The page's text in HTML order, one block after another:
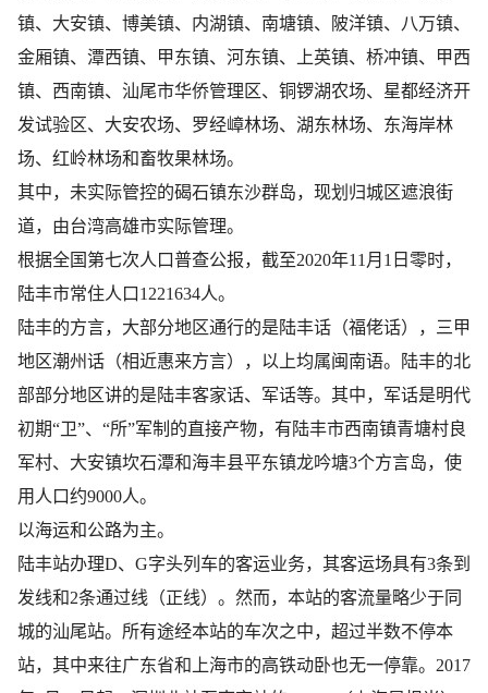
镇、​大安镇、​博美镇、​内湖镇、​南塘镇、​陂洋镇、​八万镇、​
金厢镇、​潭西镇、​甲东镇、​河东镇、​上英镇、​桥冲镇、​甲西
镇、​西南镇、​汕尾市华侨管理区、​铜锣湖农场、​星都经济开
发试验区、​大安农场、​罗经嶂林场、​湖东林场、​东海岸林
场、​红岭林场和畜牧果林场。
其中，未实际管控的碣石镇东沙群岛，现划归城区遮浪街
道，由台湾高雄市实际管理。
根据全国第七次人口普查公报，截至2020年11月1日零时，
陆丰市常住人口1221634人。
陆丰的方言，大部分地区通行的是陆丰话（福佬话），三甲
地区潮州话（相近惠来方言），以上均属闽南语。陆丰的北
部部分地区讲的是陆丰客家话、军话等。其中，军话是明代
初期“卫”、“所”军制的直接产物，有陆丰市西南镇青塘村良
军村、大安镇坎石潭和海丰县平东镇龙吟塘3个方言岛，使
用人口约9000人。
以海运和公路为主。
陆丰站办理D、G字头列车的客运业务，其客运场具有3条到
发线和2条通过线（正线）。然而，本站的客流量略少于同
城的汕尾站。所有途经本站的车次之中，超过半数不停本
站，其中来往广东省和上海市的高铁动卧也无一停靠。2017